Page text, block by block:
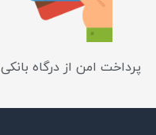
پرداخت امن از درگاه بانکی